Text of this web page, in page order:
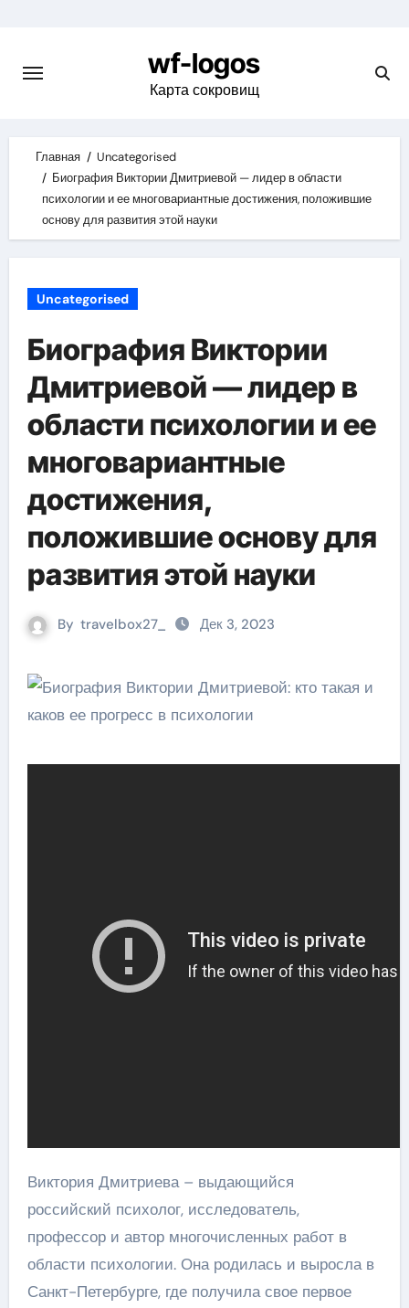
content
wf-logos
Карта сокровищ
Главная
Uncategorised
Биография Виктории Дмитриевой — лидер в области
психологии и ее многовариантные достижения, положившие
основу для развития этой науки
Uncategorised
Биография Виктории
Дмитриевой — лидер в
области психологии и ее
многовариантные
достижения,
положившие основу для
развития этой науки
By travelbox27_ Дек 3, 2023
Виктория Дмитриева – выдающийся
российский психолог, исследователь,
профессор и автор многочисленных работ в
области психологии. Она родилась и выросла в
Санкт-Петербурге, где получила свое первое